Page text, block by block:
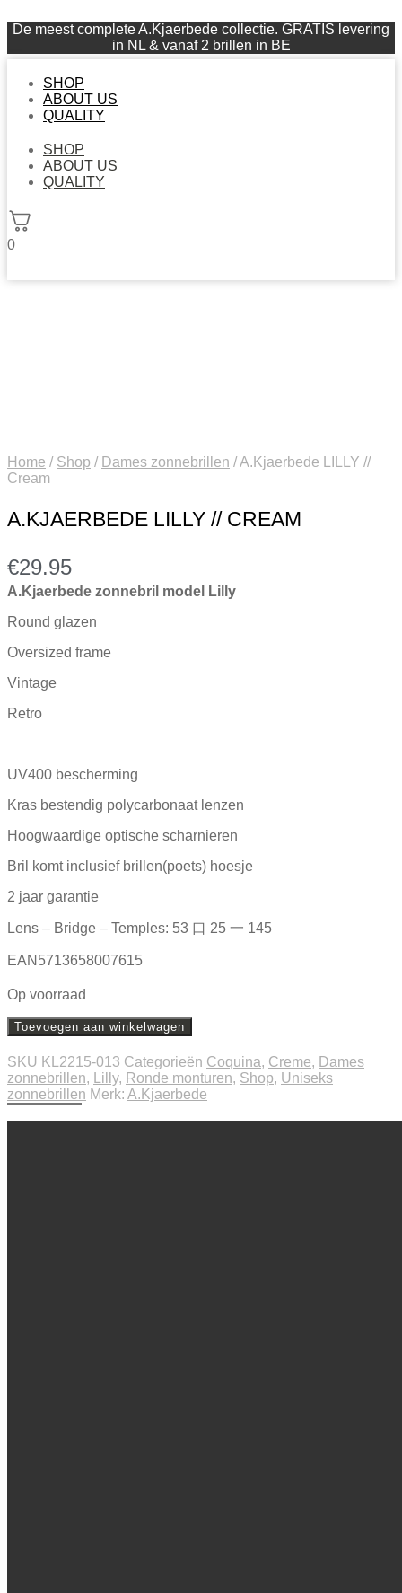
De meest complete A.Kjaerbede collectie. GRATIS levering
in NL & vanaf 2 brillen in BE
SHOP
ABOUT US
QUALITY
SHOP
ABOUT US
QUALITY
0
Home / Shop / Dames zonnebrillen /A.Kjaerbede LILLY //
Cream
A.KJAERBEDE LILLY // CREAM
€29.95
A.Kjaerbede zonnebril model Lilly
Round glazen
Oversized frame
Vintage
Retro
UV400 bescherming
Kras bestendig polycarbonaat lenzen
Hoogwaardige optische scharnieren
Bril komt inclusief brillen(poets) hoesje
2 jaar garantie
Lens – Bridge – Temples: 53 口 25 一 145
EAN5713658007615
Op voorraad
Toevoegen aan winkelwagen
SKU KL2215-013 Categorieën Coquina, Creme, Dames
zonnebrillen, Lilly, Ronde monturen, Shop, Uniseks
zonnebrillen Merk: A.Kjaerbede